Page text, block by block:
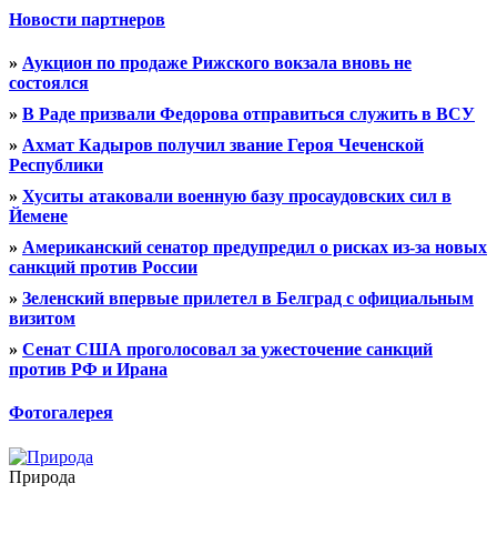
Новости партнеров
» Аукцион по продаже Рижского вокзала вновь не
состоялся
» В Раде призвали Федорова отправиться служить в ВСУ
» Ахмат Кадыров получил звание Героя Чеченской
Республики
» Хуситы атаковали военную базу просаудовских сил в
Йемене
» Американский сенатор предупредил о рисках из-за новых
санкций против России
» Зеленский впервые прилетел в Белград с официальным
визитом
» Сенат США проголосовал за ужесточение санкций
против РФ и Ирана
Фотогалерея
Природа